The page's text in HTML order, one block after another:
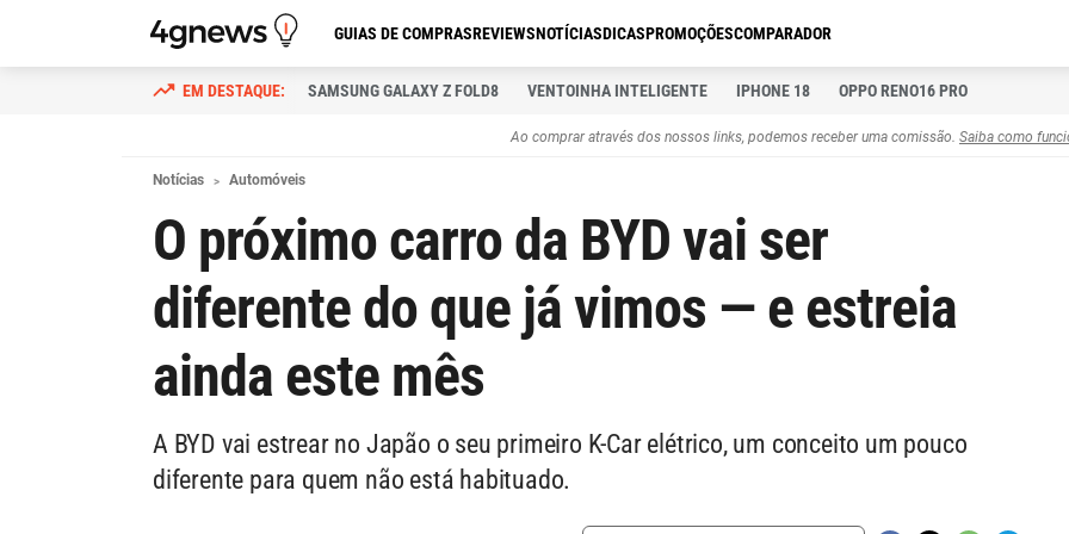
GUIAS DE COMPRASREVIEWSNOTÍCIASDICASPROMOÇÕESCOMPARADOR
SAMSUNG GALAXY Z FOLD8 VENTOINHA INTELIGENTE IPHONE 18 OPPO RENO16 PRO
Ao comprar através dos nossos links, podemos receber uma comissão. Saiba como
Notícias Automóveis
O próximo carro da BYD vai ser
diferente do que já vimos — e estreia
ainda este mês
A BYD vai estrear no Japão o seu primeiro K-Car elétrico, um conceito um pouco
diferente para quem não está habituado.